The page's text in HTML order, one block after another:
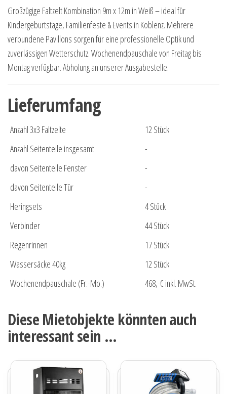
Großzügige Faltzelt Kombination 9m x 12m in Weiß – ideal für
Kindergeburtstage, Familienfeste & Events in Koblenz. Mehrere
verbundene Pavillons sorgen für eine professionelle Optik und
zuverlässigen Wetterschutz. Wochenendpauschale von Freitag bis
Montag verfügbar. Abholung an unserer Ausgabestelle.
Lieferumfang
Anzahl 3x3 Faltzelte
12 Stück
Anzahl Seitenteile insgesamt
-
davon Seitenteile Fenster
-
davon Seitenteile Tür
-
Heringsets
4 Stück
Verbinder
44 Stück
Regenrinnen
17 Stück
Wassersäcke 40kg
12 Stück
Wochenendpauschale (Fr.-Mo.)
468,-€ inkl. MwSt.
Diese Mietobjekte könnten auch
interessant sein …